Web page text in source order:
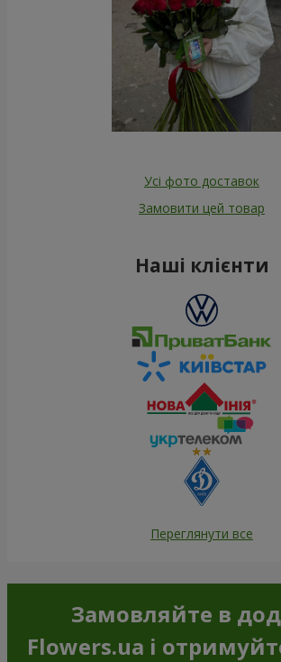
Усі фото доставок
Замовити цей товар
Наші клієнти
Переглянути все
Замовляйте в
Flowers.ua і